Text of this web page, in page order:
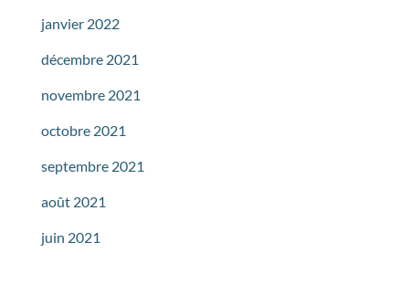
janvier 2022
décembre 2021
novembre 2021
octobre 2021
septembre 2021
août 2021
juin 2021